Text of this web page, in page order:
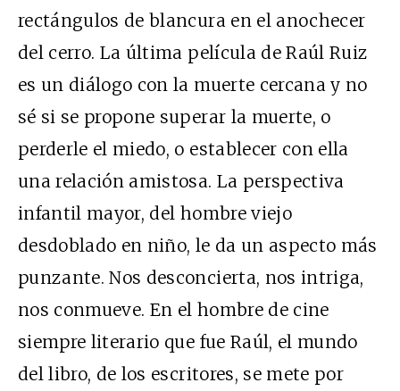
rectángulos de blancura en el anochecer
del cerro. La última película de Raúl Ruiz
es un diálogo con la muerte cercana y no
sé si se propone superar la muerte, o
perderle el miedo, o establecer con ella
una relación amistosa. La perspectiva
infantil mayor, del hombre viejo
desdoblado en niño, le da un aspecto más
punzante. Nos desconcierta, nos intriga,
nos conmueve. En el hombre de cine
siempre literario que fue Raúl, el mundo
del libro, de los escritores, se mete por